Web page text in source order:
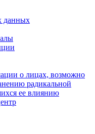
данных
о лицах, возможно
радикальной
ее влиянию